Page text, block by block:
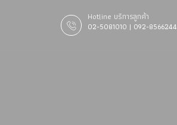
Hotline บริการลูกค้า
02-5081010 | 092-8566244